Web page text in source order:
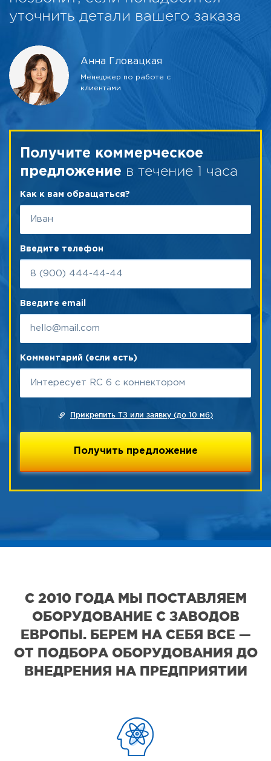
уточнить детали вашего заказа
Анна Гловацкая
Менеджер по работе с
клиентами
Получите коммерческое
предложение в течение 1 часа
Как к вам обращаться?
Введите телефон
Введите email
Комментарий (если есть)
Прикрепить ТЗ или заявку (до 10 мб)
С 2010 ГОДА МЫ ПОСТАВЛЯЕМ
ОБОРУДОВАНИЕ С ЗАВОДОВ
ЕВРОПЫ. БЕРЕМ НА СЕБЯ ВСЕ —
ОТ ПОДБОРА ОБОРУДОВАНИЯ ДО
ВНЕДРЕНИЯ НА ПРЕДПРИЯТИИ